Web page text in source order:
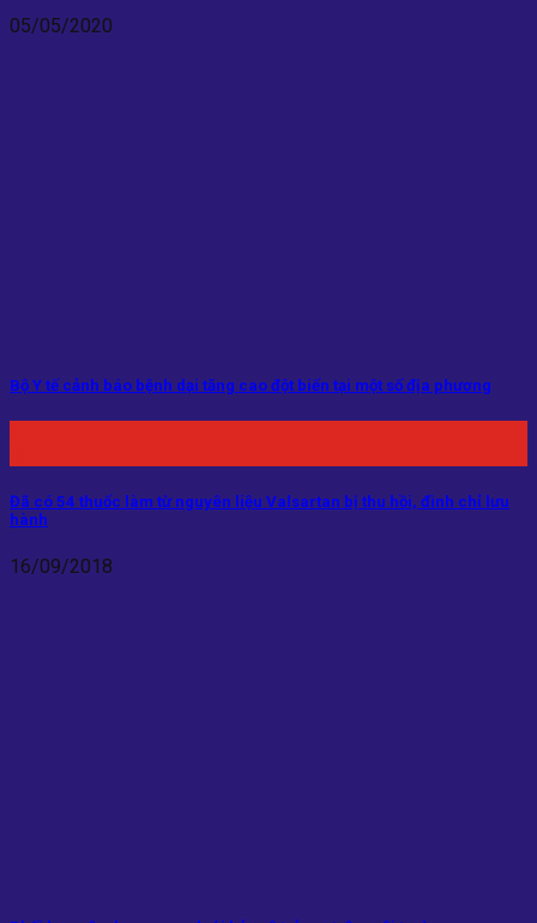
05/05/2020
Bộ Y tế cảnh báo bệnh dại tăng cao đột biến tại một số địa phương
Đã có 54 thuốc làm từ nguyên liệu Valsartan bị thu hồi, đình chỉ lưu
hành
16/09/2018